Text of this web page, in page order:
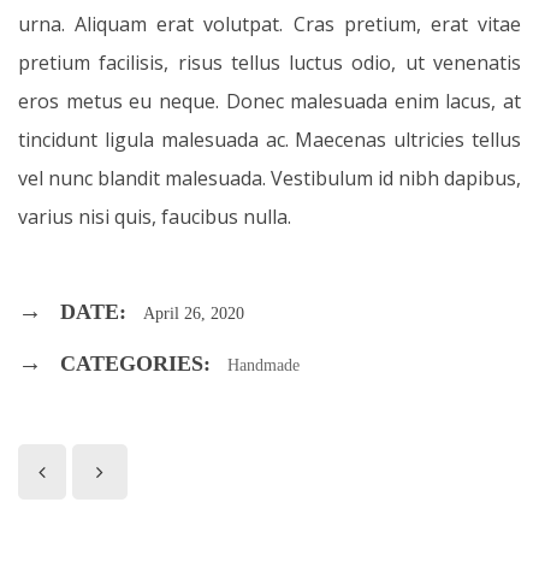
urna. Aliquam erat volutpat. Cras pretium, erat vitae
pretium facilisis, risus tellus luctus odio, ut venenatis
eros metus eu neque. Donec malesuada enim lacus, at
tincidunt ligula malesuada ac. Maecenas ultricies tellus
vel nunc blandit malesuada. Vestibulum id nibh dapibus,
varius nisi quis, faucibus nulla.
DATE: April 26, 2020
CATEGORIES: Handmade